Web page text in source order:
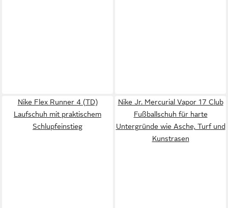
Nike Flex Runner 4 (TD)
Laufschuh mit praktischem
Schlupfeinstieg
Nike Jr. Mercurial Vapor 17 Club
Fußballschuh für harte
Untergründe wie Asche, Turf und
Kunstrasen